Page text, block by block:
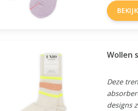
Wollen
Deze
designs